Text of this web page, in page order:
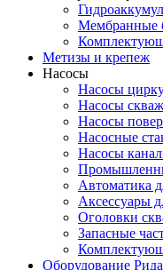
Мембранные
Метизы и крепеж
Насосы
Насосы
Насосы
Насосы
Насосные
Насосы
Автоматика
Аксессуары
Оголовки
Запасные
Оборудование